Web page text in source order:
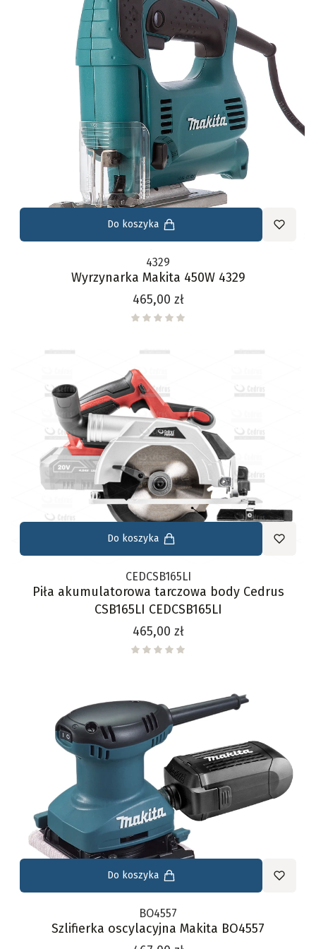
Do koszyka
4329
Wyrzynarka Makita 450W 4329
Cena
465,00 zł
Do koszyka
CEDCSB165LI
Piła akumulatorowa tarczowa body Cedrus
CSB165LI CEDCSB165LI
Cena
465,00 zł
Do koszyka
BO4557
Szlifierka oscylacyjna Makita BO4557